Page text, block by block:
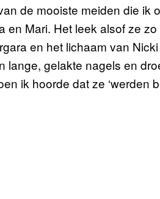
de mooiste meiden die ik
Mari. Het leek alsof ze
en het lichaam van
lange, gelakte nagels en
ik hoorde dat ze ‘werden